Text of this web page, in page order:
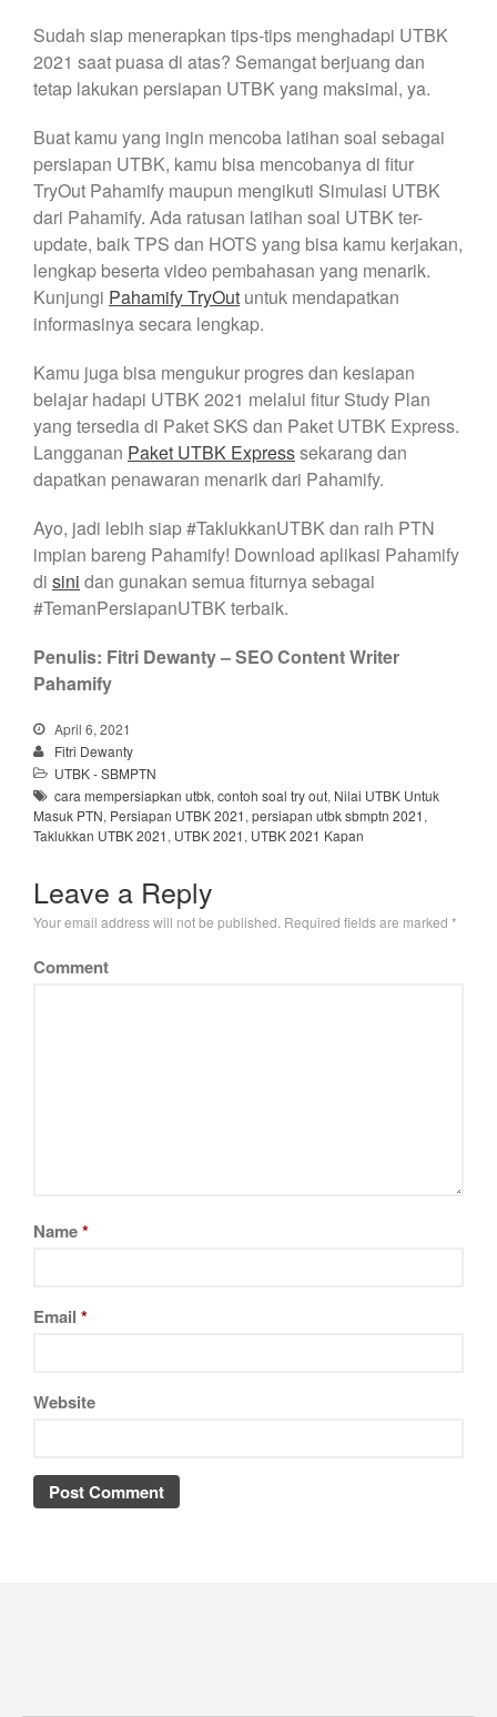
Sudah siap menerapkan tips-tips menghadapi UTBK
2021 saat puasa di atas? Semangat berjuang dan
tetap lakukan persiapan UTBK yang maksimal, ya.
Buat kamu yang ingin mencoba latihan soal sebagai
persiapan UTBK, kamu bisa mencobanya di fitur
TryOut Pahamify maupun mengikuti Simulasi UTBK
dari Pahamify. Ada ratusan latihan soal UTBK ter-
update, baik TPS dan HOTS yang bisa kamu kerjakan,
lengkap beserta video pembahasan yang menarik.
Kunjungi Pahamify TryOut untuk mendapatkan
informasinya secara lengkap.
Kamu juga bisa mengukur progres dan kesiapan
belajar hadapi UTBK 2021 melalui fitur Study Plan
yang tersedia di Paket SKS dan Paket UTBK Express.
Langganan Paket UTBK Expresssekarang dan
dapatkan penawaran menarik dari Pahamify.
Ayo, jadi lebih siap #TaklukkanUTBK dan raih PTN
impian bareng Pahamify! Download aplikasi Pahamify
di sini dan gunakan semua fiturnya sebagai
#TemanPersiapanUTBK terbaik.
Penulis: Fitri Dewanty – SEO Content Writer
Pahamify
April 6, 2021
Fitri Dewanty
UTBK - SBMPTN
cara mempersiapkan utbk, contoh soal try out, Nilai UTBK Untuk
Masuk PTN, Persiapan UTBK 2021, persiapan utbk sbmptn 2021,
Taklukkan UTBK 2021, UTBK 2021, UTBK 2021 Kapan
Leave a Reply
Your email address will not be published. Required fields are marked *
Comment
Name*
Email *
Website